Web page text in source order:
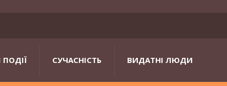
ПОДІЇ СУЧАСНІСТЬ ВИДАТНІ ЛЮДИ